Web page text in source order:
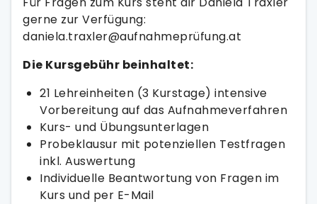
gerne zur Verfügung:
daniela.traxler@aufnahmeprüfung.at
Die Kursgebühr beinhaltet:
21 Lehreinheiten (3 Kurstage) intensive
Vorbereitung auf das Aufnahmeverfahren
Kurs- und Übungsunterlagen
Probeklausur mit potenziellen Testfragen
inkl. Auswertung
Individuelle Beantwortung von Fragen im
Kurs und per E-Mail